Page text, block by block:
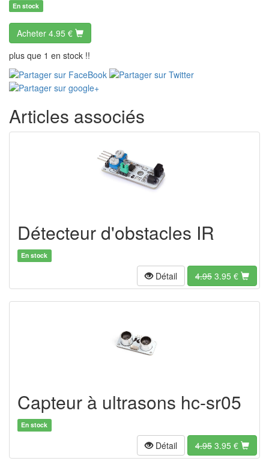
En stock
Acheter 4.95 €
plus que 1 en stock !!
Articles associés
Détecteur d'obstacles IR
En stock
Détail 4.95 3.95 €
Capteur à ultrasons hc-sr05
En stock
Détail 4.95 3.95 €